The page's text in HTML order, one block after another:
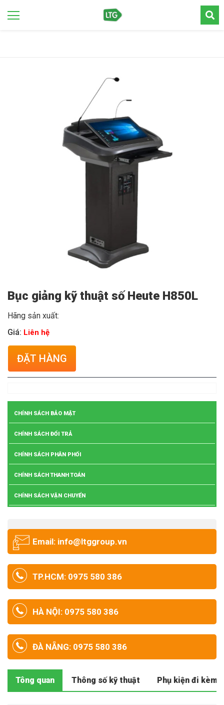
Bục giảng kỹ thuật số Heute H850L
Hãng sản xuất:
Giá: Liên hệ
ĐẶT HÀNG
CHÍNH SÁCH BẢO MẬT
CHÍNH SÁCH ĐỔI TRẢ
CHÍNH SÁCH PHÂN PHỐI
CHÍNH SÁCH THANH TOÁN
CHÍNH SÁCH VẬN CHUYỂN
Email: info@ltggroup.vn
TP.HCM: 0975 580 386
HÀ NỘI: 0975 580 386
ĐÀ NẴNG: 0975 580 386
Tông quan Thông số kỹ thuật Phụ kiện đi kèm